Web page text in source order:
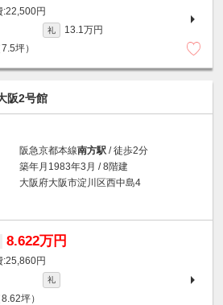
22,500円
礼
13.1万円
7.5坪）
阪2号館
阪急京都本線南方駅 / 徒歩2分
築年月1983年3月 / 8階建
大阪府大阪市淀川区西中島4
8.622万円
25,860円
礼
8.62坪）